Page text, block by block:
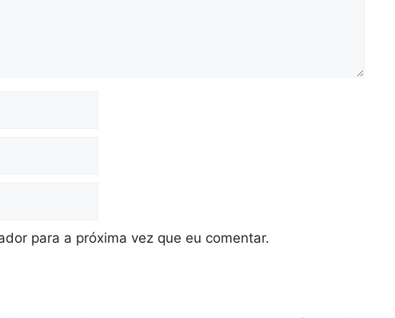
para a próxima vez que eu comentar.